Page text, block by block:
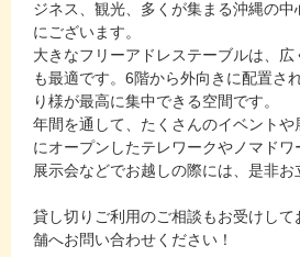
ジネス、観光、多くが集まる沖縄の中
にございます。
大きなフリーアドレステーブルは、
も最適です。6階から外向きに配置さ
り様が最高に集中できる空間です。
年間を通して、たくさんのイベント
にオープンしたテレワークやノマド
展示会などでお越しの際には、是非お
貸し切りご利用のご相談もお受けし
舗へお問い合わせください！